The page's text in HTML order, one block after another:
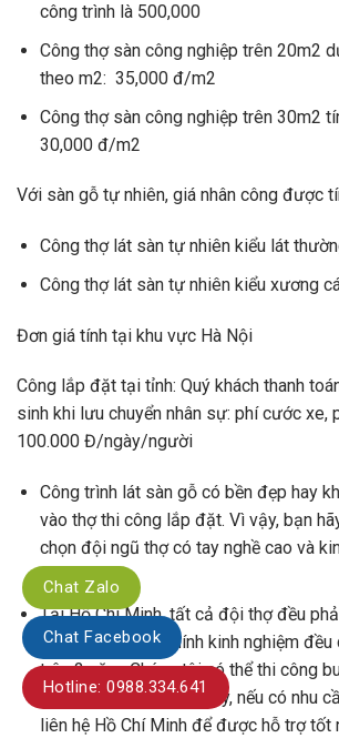
công trình là 500,000
Công thợ sàn công nghiệp trên 20m2
theo m2: 35,000 đ/m2
Công thợ sàn công nghiệp trên 30m2
30,000 đ/m2
Với sàn gỗ tự nhiên, giá nhân công được
Công thợ lát sàn tự nhiên kiểu lát
Công thợ lát sàn tự nhiên kiểu xương
Đơn giá tính tại khu vực Hà Nội
Công lắp đặt tại tỉnh: Quý khách thanh
sinh khi lưu chuyển nhân sự: phí cước xe,
100.000 Đ/ngày/người
Công trình lát sàn gỗ có bền đẹp hay
vào thợ thi công lắp đặt. Vì vậy, bạn
chọn đội ngũ thợ có tay nghề cao và
nghề.
Tại Hồ Chí Minh, tất cả đội thợ đều
học nghề và thợ chính kinh nghiệm
trên 2 năm. Chúng tôi có thể thi công
nghỉ theo yêu cầu. Vì vậy, nếu có nhu
liên hệ Hồ Chí Minh để được hỗ trợ tốt
Chat Zalo
Chat Facebook
Hotline: 0988.334.641